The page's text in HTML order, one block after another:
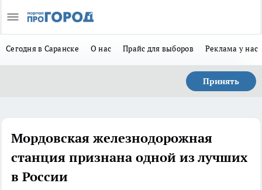
Сегодня в Саранске О нас Прайс для выборов Реклама у нас
Принять
Мордовская железнодорожная
станция признана одной из лучших
в России